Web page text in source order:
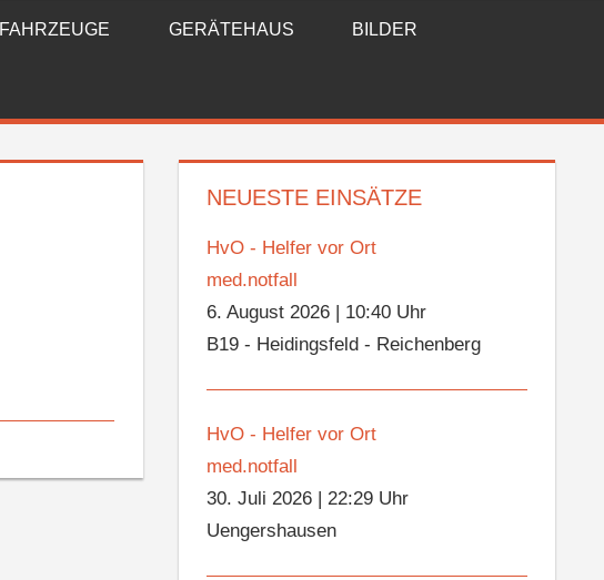
FAHRZEUGE GERÄTEHAUS BILDER
NEUESTE EINSÄTZE
HvO - Helfer vor Ort
med.notfall
6. August 2026
10:40 Uhr
B19 - Heidingsfeld - Reichenberg
HvO - Helfer vor Ort
med.notfall
30. Juli 2026 |22:29 Uhr
Uengershausen